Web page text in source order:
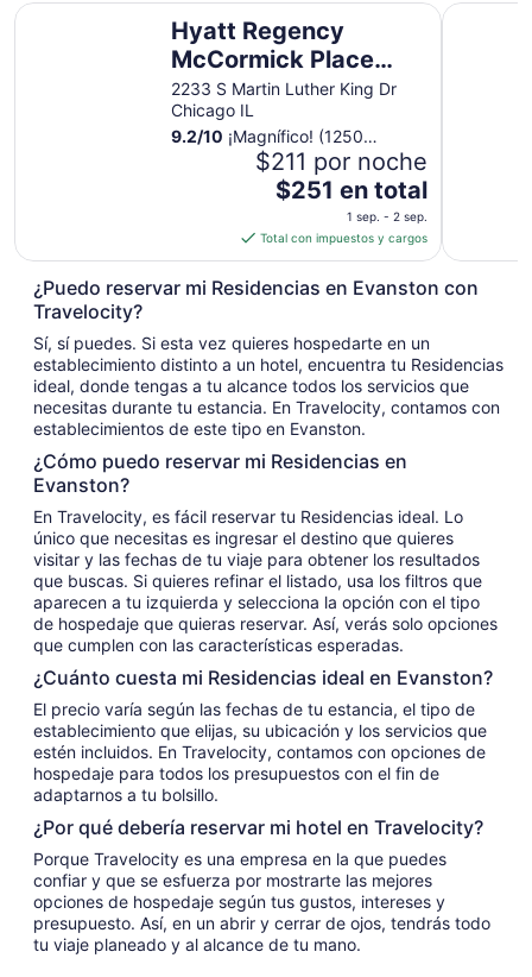
Hyatt Regency
McCormick Place
Chicago
2233 S Martin Luther King Dr
Chicago IL
9.2/10 ¡Magnífico! (1250
$211 por noche
El
es
de
$251
por
noche
del
1
sep
al
sep
$251 en total
1 sep. - 2 sep.
Total con impuestos y cargos
Hyatt Regency McCormick Place Chicago The
¿Puedo reservar mi Residencias en Evanston con
Travelocity?
Sí, sí puedes. Si esta vez quieres hospedarte en un
establecimiento distinto a un hotel, encuentra tu Residencias
ideal, donde tengas a tu alcance todos los servicios que
necesitas durante tu estancia. En Travelocity, contamos con
establecimientos de este tipo en Evanston.
¿Cómo puedo reservar mi Residencias en
Evanston?
En Travelocity, es fácil reservar tu Residencias ideal. Lo
único que necesitas es ingresar el destino que quieres
visitar y las fechas de tu viaje para obtener los resultados
que buscas. Si quieres refinar el listado, usa los filtros que
aparecen a tu izquierda y selecciona la opción con el tipo
de hospedaje que quieras reservar. Así, verás solo opciones
que cumplen con las características esperadas.
¿Cuánto cuesta mi Residencias ideal en Evanston?
El precio varía según las fechas de tu estancia, el tipo de
establecimiento que elijas, su ubicación y los servicios que
estén incluidos. En Travelocity, contamos con opciones de
hospedaje para todos los presupuestos con el fin de
adaptarnos a tu bolsillo.
¿Por qué debería reservar mi hotel en Travelocity?
Porque Travelocity es una empresa en la que puedes
confiar y que se esfuerza por mostrarte las mejores
opciones de hospedaje según tus gustos, intereses y
presupuesto. Así, en un abrir y cerrar de ojos, tendrás todo
tu viaje planeado y al alcance de tu mano.